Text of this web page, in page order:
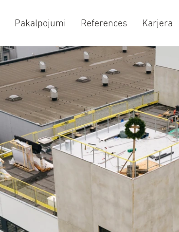
Pakalpojumi References Karjera